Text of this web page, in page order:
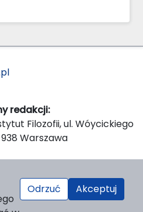
redakcji:
Filozofii, ul. Wóycickiego
938 Warszawa
ul. Dewajtis 5, domek
Odrzuć Akceptuj